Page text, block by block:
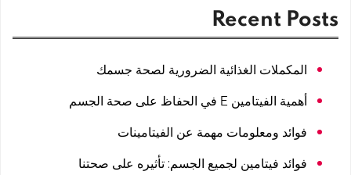
Recent Posts
المكملات الغذائية الضرورية لصحة جسمك
أهمية الفيتامين E في الحفاظ على صحة الجسم
فوائد ومعلومات مهمة عن الفيتامينات
فوائد فيتامين لجميع الجسم: تأثيره على صحتنا